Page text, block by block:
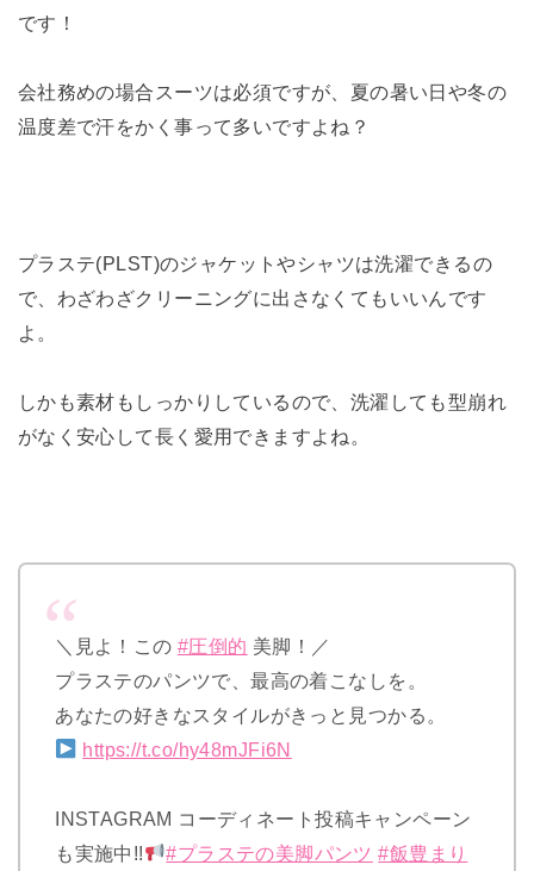
です！
会社務めの場合スーツは必須ですが、夏の暑い日や冬の
温度差で汗をかく事って多いですよね？
プラステ(PLST)のジャケットやシャツは洗濯できるの
で、わざわざクリーニングに出さなくてもいいんです
よ。
しかも素材もしっかりしているので、洗濯しても型崩れ
がなく安心して長く愛用できますよね。
＼見よ！この #圧倒的 美脚！／
プラステのパンツで、最高の着こなしを。
あなたの好きなスタイルがきっと見つかる。
https://t.co/hy48mJFi6N
INSTAGRAM コーディネート投稿キャンペーン
も実施中!!
#プラステの美脚パンツ #飯豊まり